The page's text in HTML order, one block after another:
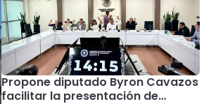
Propone diputado Byron Cavazos
facilitar la presentación de